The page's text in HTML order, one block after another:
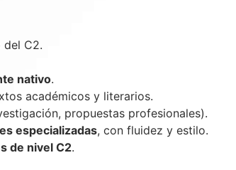
del C2.
nativo.
académicos y literarios.
propuestas profesionales).
especializadas, con fluidez y estilo.
de nivel C2.